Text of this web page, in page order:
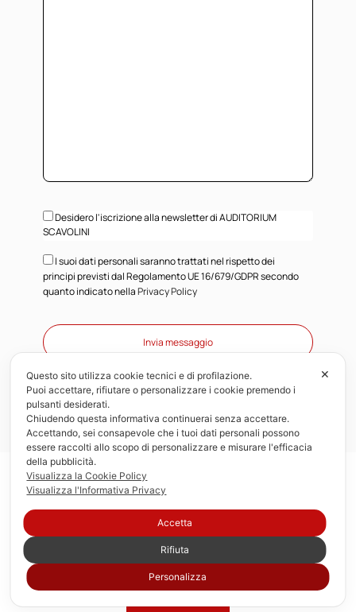
Desidero l'iscrizione alla newsletter di AUDITORIUM
SCAVOLINI
I suoi dati personali saranno trattati nel rispetto dei
principi previsti dal Regolamento UE 16/679/GDPR secondo
quanto indicato nellaPrivacy Policy
✕
Questo sito utilizza cookie tecnici e di profilazione.
Puoi accettare, rifiutare o personalizzare i cookie premendo i
pulsanti desiderati.
Chiudendo questa informativa continuerai senza accettare.
Accettando, sei consapevole che i tuoi dati personali possono
essere raccolti allo scopo di personalizzare e misurare l'efficacia
della pubblicità.
Visualizza la Cookie Policy
Visualizza l'Informativa Privacy
Accetta
Rifiuta
Personalizza